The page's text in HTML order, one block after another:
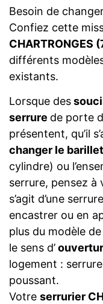
Besoin de
Confiez cette
CHARTRONGES
différents
existants.
Lorsque des
serrure de porte
présentent, qu’il
changer le barillet
cylindre) ou
serrure, pensez à
s’agit d’une
encastrer ou en
plus du modèle
le sens d’
logement :
poussant.
Votre serrurier